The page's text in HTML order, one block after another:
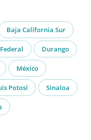
Baja California Sur
Durango
México
Potosí Sinaloa